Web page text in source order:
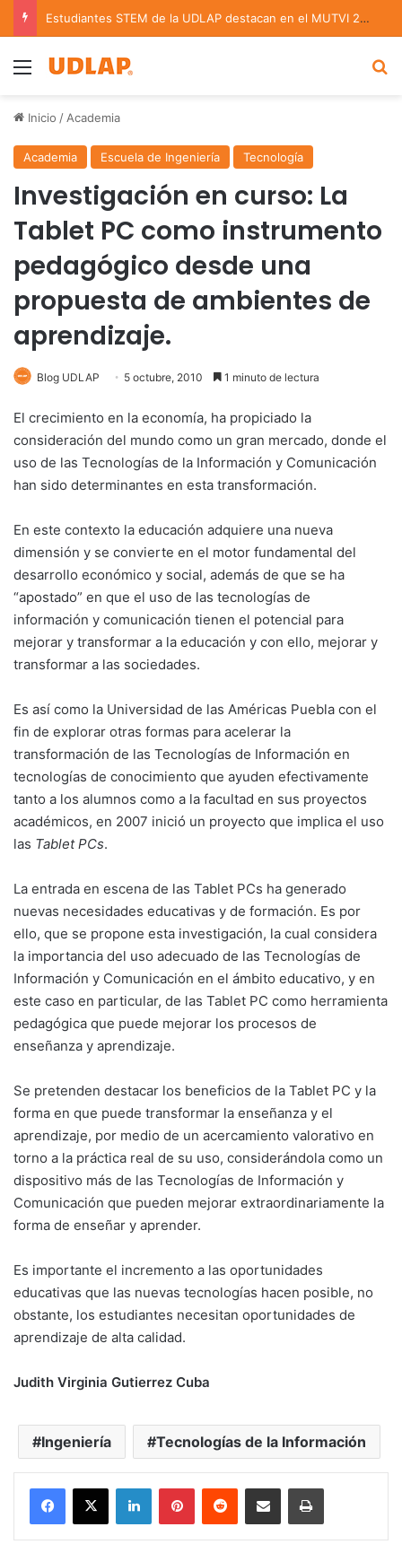
Estudiantes STEM de la UDLAP destacan en el MUTVI 2026
Menu
Inicio / Academia
Academia Escuela de Ingeniería Tecnología
Investigación en curso: La
Tablet PC como instrumento
pedagógico desde una
propuesta de ambientes de
aprendizaje.
Blog UDLAP 5 octubre, 2010 1 minuto de lectura
El crecimiento en la economía, ha propiciado la
consideración del mundo como un gran mercado, donde el
uso de las Tecnologías de la Información y Comunicación
han sido determinantes en esta transformación.
En este contexto la educación adquiere una nueva
dimensión y se convierte en el motor fundamental del
desarrollo económico y social, además de que se ha
“apostado” en que el uso de las tecnologías de
información y comunicación tienen el potencial para
mejorar y transformar a la educación y con ello, mejorar y
transformar a las sociedades.
Es así como la Universidad de las Américas Puebla con el
fin de explorar otras formas para acelerar la
transformación de las Tecnologías de Información en
tecnologías de conocimiento que ayuden efectivamente
tanto a los alumnos como a la facultad en sus proyectos
académicos, en 2007 inició un proyecto que implica el uso
las Tablet PCs.
La entrada en escena de las Tablet PCs ha generado
nuevas necesidades educativas y de formación. Es por
ello, que se propone esta investigación, la cual considera
la importancia del uso adecuado de las Tecnologías de
Información y Comunicación en el ámbito educativo, y en
este caso en particular, de las Tablet PC como herramienta
pedagógica que puede mejorar los procesos de
enseñanza y aprendizaje.
Se pretenden destacar los beneficios de la Tablet PC y la
forma en que puede transformar la enseñanza y el
aprendizaje, por medio de un acercamiento valorativo en
torno a la práctica real de su uso, considerándola como un
dispositivo más de las Tecnologías de Información y
Comunicación que pueden mejorar extraordinariamente la
forma de enseñar y aprender.
Es importante el incremento a las oportunidades
educativas que las nuevas tecnologías hacen posible, no
obstante, los estudiantes necesitan oportunidades de
aprendizaje de alta calidad.
Judith Virginia Gutierrez Cuba
Ingeniería Tecnologías de la Información
LinkedInPinterestReddit Share via Email Print